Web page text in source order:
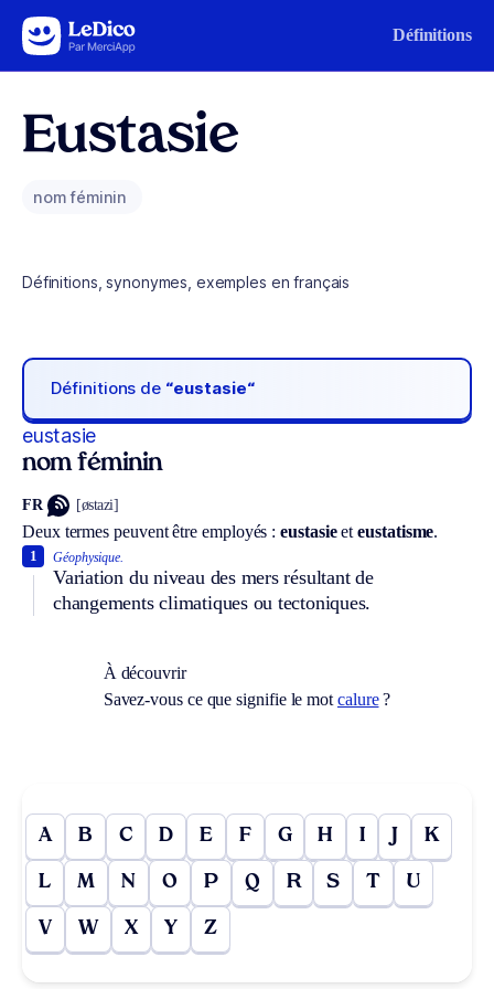
Aller au contenu Définitions
Eustasie
nom féminin
Définitions, synonymes, exemples en français
Définitions de “eustasie“
eustasie
nom féminin
FR [østazi]
Deux termes peuvent être employés :eustasieeteustatisme.
Géophysique.
Variation du niveau des mers résultant de
changements climatiques ou tectoniques.
1
À découvrir
Savez-vous ce que signifie le mot calure?
A B C D E F G H I J K
L M N O P Q R S T U
V W X Y Z